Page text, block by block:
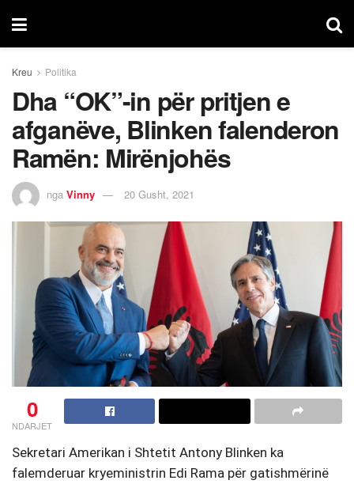
Kreu Politika
Dha “OK”-in për pritjen e
afganëve, Blinken falenderon
Ramën: Mirënjohës
nga Vinny 20 Gusht, 2021
0
NDARJET
Sekretari Amerikan i Shtetit Antony Blinken ka
falemderuar kryeministrin Edi Rama për gatishmërinë